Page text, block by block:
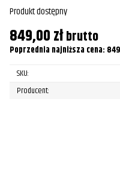
Produkt dostępny
849,00złbrutto
Poprzednia najniższa cena:
SKU:
Producent: